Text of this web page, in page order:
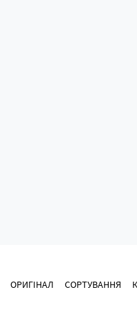
ОРИГІНАЛ СОРТУВАННЯ